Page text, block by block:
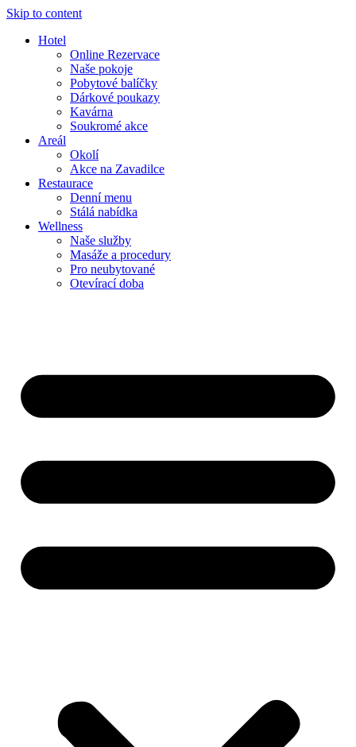
Skip to content
Hotel
Online Rezervace
Naše pokoje
Pobytové balíčky
Dárkové poukazy
Kavárna
Soukromé akce
Areál
Okolí
Akce na Zavadilce
Restaurace
Denní menu
Stálá nabídka
Wellness
Naše služby
Masáže a procedury
Pro neubytované
Otevírací doba